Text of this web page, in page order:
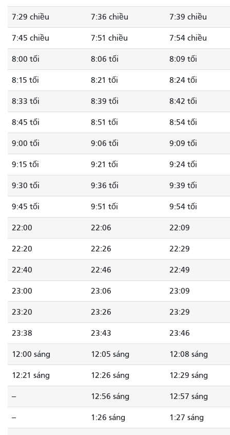
7:29 chiều 7:36 chiều 7:39 chiều
7:45 chiều 7:51 chiều 7:54 chiều
8:00 tối 8:06 tối 8:09 tối
8:15 tối 8:21 tối 8:24 tối
8:33 tối 8:39 tối 8:42 tối
8:45 tối 8:51 tối 8:54 tối
9:00 tối 9:06 tối 9:09 tối
9:15 tối 9:21 tối 9:24 tối
9:30 tối 9:36 tối 9:39 tối
9:45 tối 9:51 tối 9:54 tối
22:00 22:06 22:09
22:20 22:26 22:29
22:40 22:46 22:49
23:00 23:06 23:09
23:20 23:26 23:29
23:38 23:43 23:46
12:00 sáng 12:05 sáng 12:08 sáng
12:21 sáng 12:26 sáng 12:29 sáng
-- 12:56 sáng 12:57 sáng
-- 1:26 sáng 1:27 sáng